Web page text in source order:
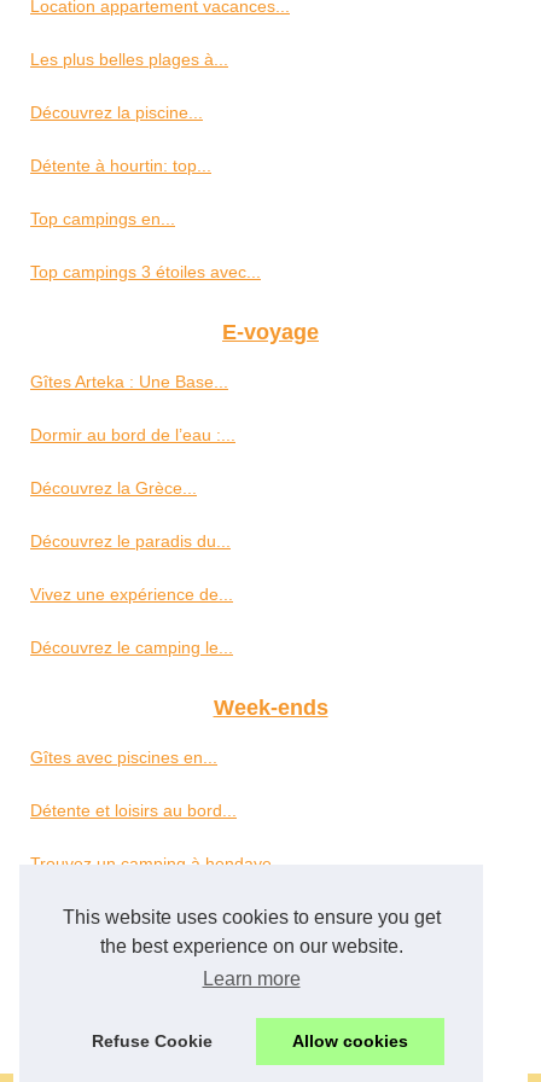
This website uses cookies to ensure you get
the best experience on our website.
Learn more
Refuse Cookie Allow cookies
Location appartement vacances...
Les plus belles plages à...
Découvrez la piscine...
Détente à hourtin: top...
Top campings en...
Top campings 3 étoiles avec...
E-voyage
Gîtes Arteka : Une Base...
Dormir au bord de l’eau :...
Découvrez la Grèce...
Découvrez le paradis du...
Vivez une expérience de...
Découvrez le camping le...
Week-ends
Gîtes avec piscines en...
Détente et loisirs au bord...
Trouvez un camping à hendaye...
Camping à...
Découvrir le camping borepo...